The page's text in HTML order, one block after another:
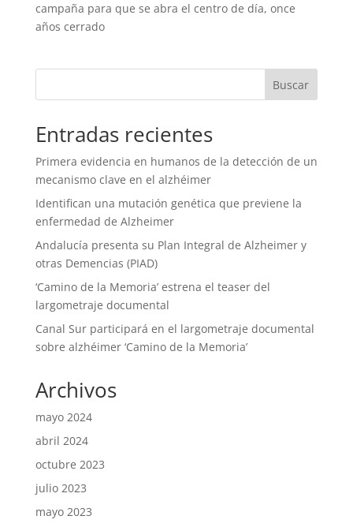
campaña para que se abra el centro de día, once
años cerrado
Entradas recientes
Primera evidencia en humanos de la detección de un
mecanismo clave en el alzhéimer
Identifican una mutación genética que previene la
enfermedad de Alzheimer
Andalucía presenta su Plan Integral de Alzheimer y
otras Demencias (PIAD)
‘Camino de la Memoria’ estrena el teaser del
largometraje documental
Canal Sur participará en el largometraje documental
sobre alzhéimer ‘Camino de la Memoria’
Archivos
mayo 2024
abril 2024
octubre 2023
julio 2023
mayo 2023